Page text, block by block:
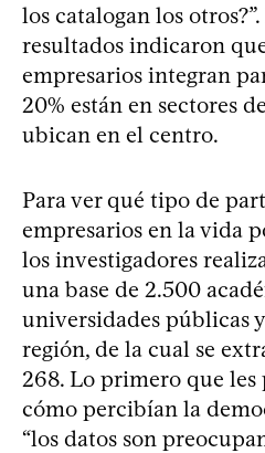
los catalogan los
resultados indicaron
empresarios integran
20% están en sectores
ubican en el centro.
Para ver qué tipo de
empresarios en la vida
los investigadores
una base de 2.500
universidades públicas
región, de la cual se
268. Lo primero que
cómo percibían la
“los datos son